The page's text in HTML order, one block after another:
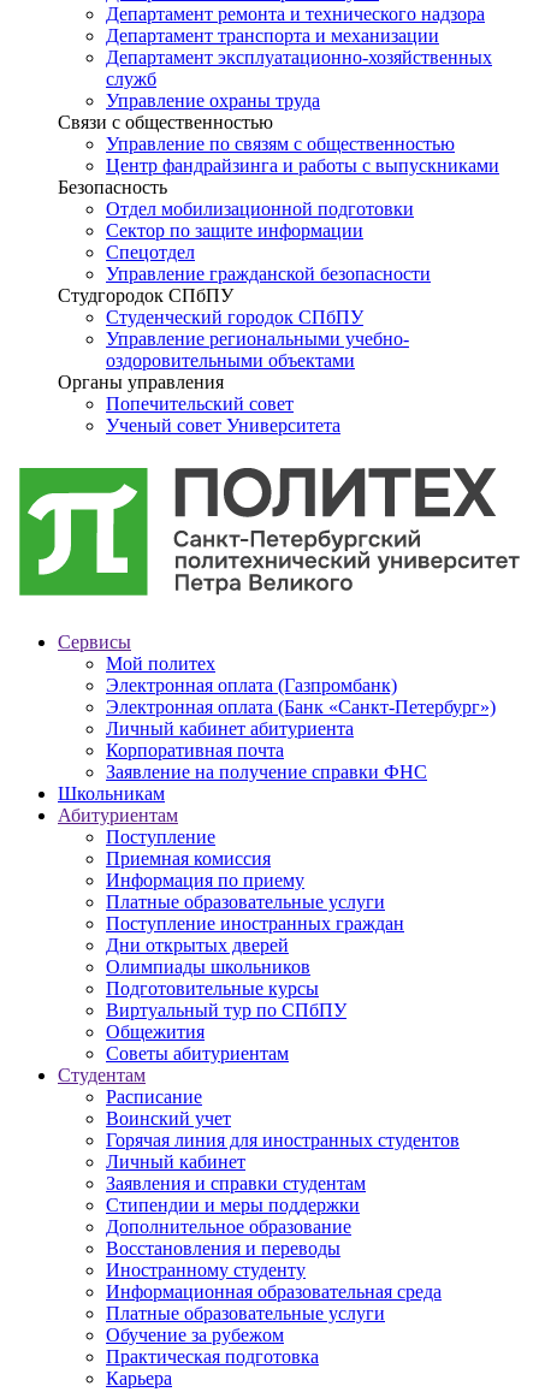
Департамент ремонта и технического надзора
Департамент транспорта и механизации
Департамент эксплуатационно-хозяйственных
служб
Управление охраны труда
Связи с общественностью
Управление по связям с общественностью
Центр фандрайзинга и работы с выпускниками
Безопасность
Отдел мобилизационной подготовки
Сектор по защите информации
Спецотдел
Управление гражданской безопасности
Студгородок СПбПУ
Студенческий городок СПбПУ
Управление региональными учебно-
оздоровительными объектами
Органы управления
Попечительский совет
Ученый совет Университета
Сервисы
Мой политех
Электронная оплата (Газпромбанк)
Электронная оплата (Банк «Санкт-Петербург»)
Личный кабинет абитуриента
Корпоративная почта
Заявление на получение справки ФНС
Школьникам
Абитуриентам
Поступление
Приемная комиссия
Информация по приему
Платные образовательные услуги
Поступление иностранных граждан
Дни открытых дверей
Олимпиады школьников
Подготовительные курсы
Виртуальный тур по СПбПУ
Общежития
Советы абитуриентам
Студентам
Расписание
Воинский учет
Горячая линия для иностранных студентов
Личный кабинет
Заявления и справки студентам
Стипендии и меры поддержки
Дополнительное образование
Восстановления и переводы
Иностранному студенту
Информационная образовательная среда
Платные образовательные услуги
Обучение за рубежом
Практическая подготовка
Карьера